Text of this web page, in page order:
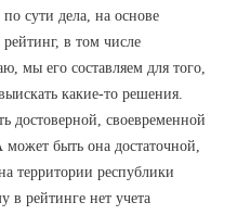
сути дела, на основе
в том числе
мы его составляем для того,
какие-то решения.
достоверной, своевременной
быть она достаточной,
территории республики
в рейтинге нет учета